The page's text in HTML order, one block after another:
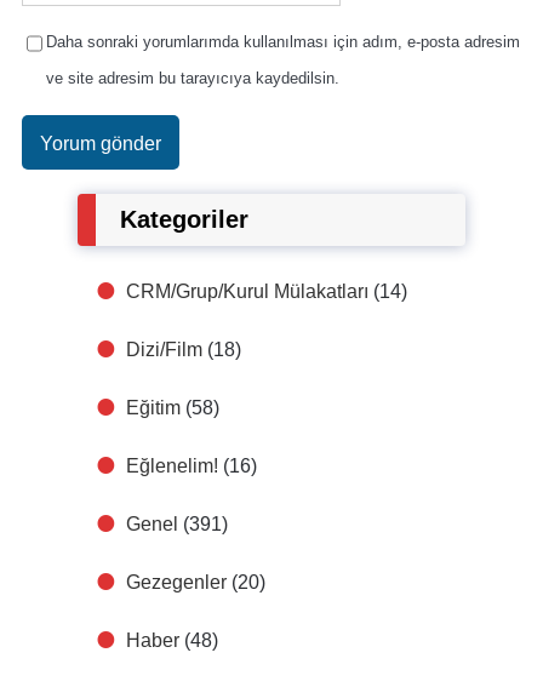
Daha sonraki yorumlarımda kullanılması için adım, e-posta adresim
ve site adresim bu tarayıcıya kaydedilsin.
Kategoriler
CRM/Grup/Kurul Mülakatları (14)
Dizi/Film (18)
Eğitim (58)
Eğlenelim! (16)
Genel (391)
Gezegenler (20)
Haber (48)